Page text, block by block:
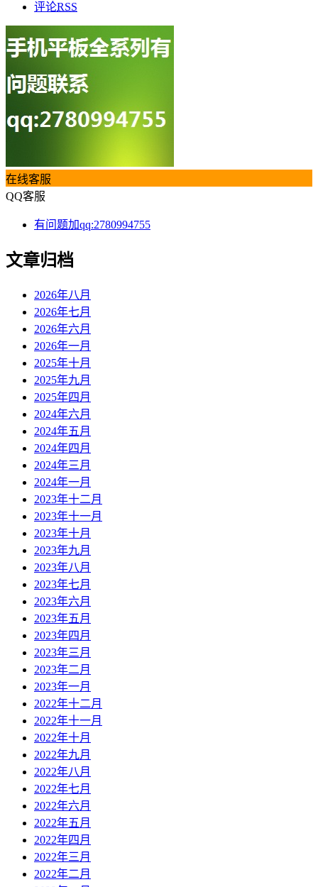
评论RSS
在线客服
QQ客服
有问题加qq:2780994755
文章归档
2026年八月
2026年七月
2026年六月
2026年一月
2025年十月
2025年九月
2025年四月
2024年六月
2024年五月
2024年四月
2024年三月
2024年一月
2023年十二月
2023年十一月
2023年十月
2023年九月
2023年八月
2023年七月
2023年六月
2023年五月
2023年四月
2023年三月
2023年二月
2023年一月
2022年十二月
2022年十一月
2022年十月
2022年九月
2022年八月
2022年七月
2022年六月
2022年五月
2022年四月
2022年三月
2022年二月